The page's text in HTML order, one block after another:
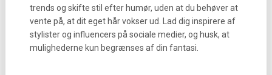
trends og skifte stil efter humør, uden at du behøver at
vente på, at dit eget hår vokser ud. Lad dig inspirere af
stylister og influencers på sociale medier, og husk, at
mulighederne kun begrænses af din fantasi.